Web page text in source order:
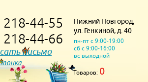
218-44-55
218-44-66
письмо
Нижний Новгород,
ул. Генкиной, д. 40
пн-пт с 9:00-19:00
сб с 9:00-16:00
вс выходной
Товаров: 0